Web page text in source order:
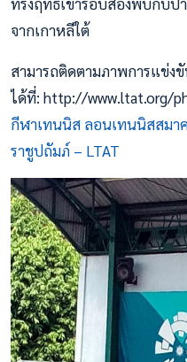
จากเกาหลีใต้
สามารถติดตามภาพการแข่ง
ได้ที่: http://www.ltat.org/
กีฬาเทนนิส ลอนเทนนิสสมา
ราชูปถัมภ์ – LTAT